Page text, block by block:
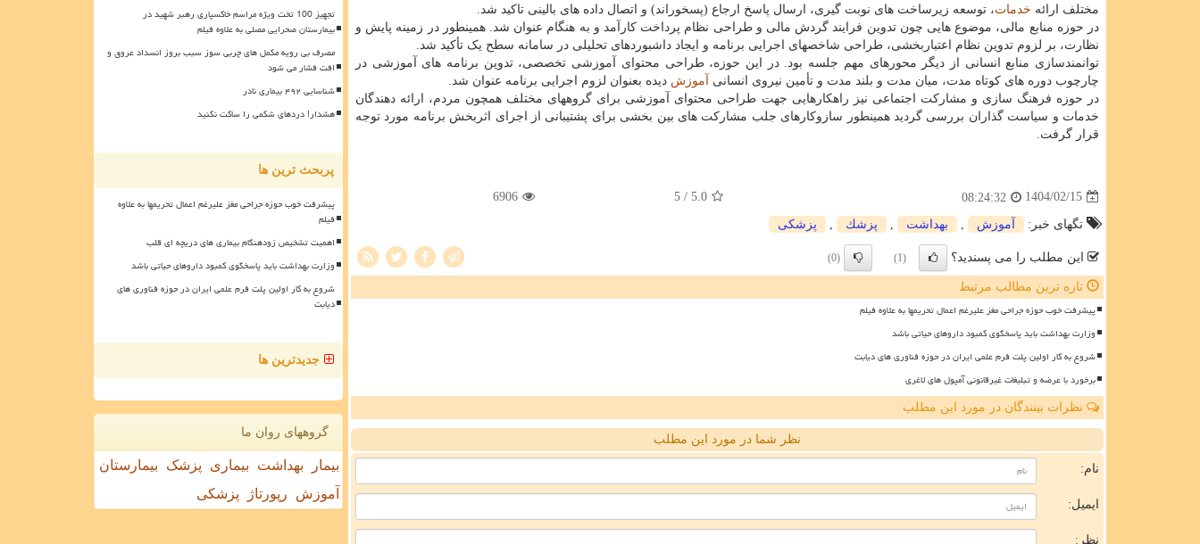
مختلف ارائه خدمات، توسعه زیرساخت های نوبت گیری، ارسال پاسخ ارجاع (پسخوراند) و اتصال داده های بالینی تاکید شد.
در حوزه منابع مالی، موضوع هایی چون تدوین فرایند گردش مالی و طراحی نظام پرداخت کارآمد و به هنگام عنوان شد. همینطور در زمینه پایش و
نظارت، بر لزوم تدوین نظام اعتباربخشی، طراحی شاخصهای اجرایی برنامه و ایجاد داشبوردهای تحلیلی در سامانه سطح یک تأکید شد.
توانمندسازی منابع انسانی از دیگر محورهای مهم جلسه بود. در این حوزه، طراحی محتوای آموزشی تخصصی، تدوین برنامه های آموزشی در
چارچوب دوره های کوتاه مدت، میان مدت و بلند مدت و تأمین نیروی انسانی
آموزش دیده بعنوان لزوم اجرایی برنامه عنوان شد.
در حوزه فرهنگ سازی و مشارکت اجتماعی نیز راهکارهایی جهت طراحی محتوای آموزشی برای گروههای مختلف همچون مردم، ارائه دهندگان
خدمات و سیاست گذاران بررسی گردید همینطور سازوکارهای جلب مشارکت های بین بخشی برای پشتیبانی از اجرای اثربخش برنامه مورد توجه
قرار گرفت.
1404/02/15
08:24:32
5.0
/ 5
6906
تگهای خبر: آموزش بهداشت پزشك پزشكی
این مطلب را می پسندید؟ (1)
(0)
تازه ترین مطالب مرتبط
پیشرفت خوب حوزه جراحی مغز علیرغم اعمال تحریمها به علاوه فیلم
وزارت بهداشت باید پاسخگوی کمبود داروهای حیاتی باشد
شروع به کار اولین پلت فرم علمی ایران در حوزه فناوری های دیابت
برخورد با عرضه و تبلیغات غیرقانونی آمپول های لاغری
نظرات بینندگان در مورد این مطلب
نظر شما در مورد این مطلب
نام:
ایمیل:
نظر:
تجهیز 100 تخت ویژه مراسم خاکسپاری رهبر شهید در
بیمارستان صحرایی مصلی به علاوه فیلم
مصرف بی رویه مکمل های چربی سوز سبب بروز انسداد عروق و
افت فشار می شود
شناسایی ۴۹۲ بیماری نادر
هشدار! دردهای شکمی را ساکت نکنید
پربحث ترین ها
پیشرفت خوب حوزه جراحی مغز علیرغم اعمال تحریمها به علاوه
فیلم
اهمیت تشخیص زودهنگام بیماری های دریچه ای قلب
وزارت بهداشت باید پاسخگوی کمبود داروهای حیاتی باشد
شروع به کار اولین پلت فرم علمی ایران در حوزه فناوری های
دیابت
جدیدترین ها
گروههای روان ما
بیمار بهداشت بیماری پزشک
بیمارستان
آموزش
رپورتاژ پزشکی